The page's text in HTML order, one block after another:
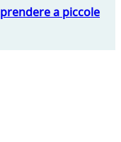
a piccole